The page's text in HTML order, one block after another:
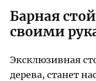
Барная
своими
Эксклюзивная
дерева, станет